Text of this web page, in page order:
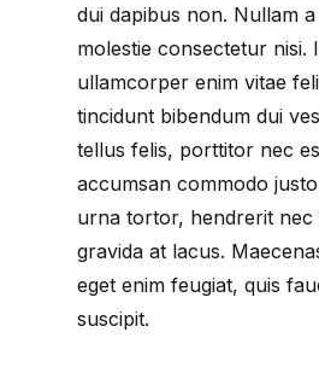
dui dapibus non. Nullam
molestie consectetur nisi.
ullamcorper enim vitae
tincidunt bibendum dui
tellus felis, porttitor nec
accumsan commodo
urna tortor, hendrerit nec
gravida at lacus.
eget enim feugiat, quis
suscipit.